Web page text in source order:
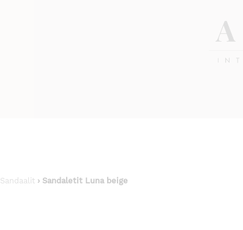
Sandaalit › Sandaletit Luna beige